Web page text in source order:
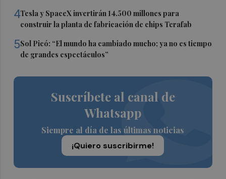
4Tesla y SpaceX invertirán 14.500 millones para
construir la planta de fabricación de chips Terafab
5Sol Picó: “El mundo ha cambiado mucho; ya no es tiempo
de grandes espectáculos”
Suscríbete al canal de
Whatsapp
Siempre al día de las últimas noticias
¡Quiero suscribirme!